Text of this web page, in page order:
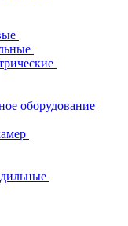
оборудование